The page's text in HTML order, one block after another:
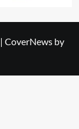
| CoverNews by